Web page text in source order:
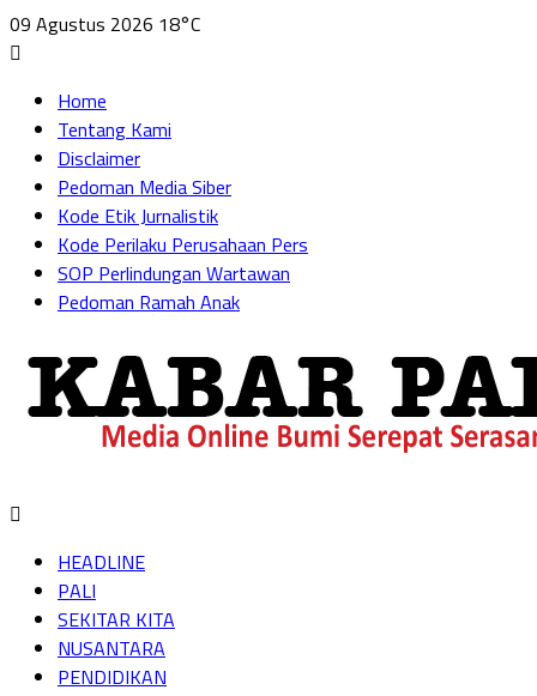
09 Agustus 2026 18°C
Home
Tentang Kami
Disclaimer
Pedoman Media Siber
Kode Etik Jurnalistik
Kode Perilaku Perusahaan Pers
SOP Perlindungan Wartawan
Pedoman Ramah Anak
HEADLINE
PALI
SEKITAR KITA
NUSANTARA
PENDIDIKAN